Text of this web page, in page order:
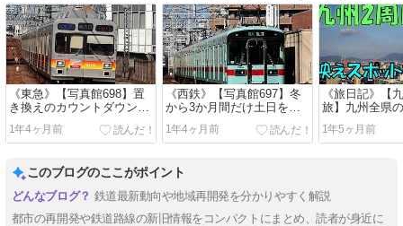
《東急》【写真館698】置
き換えのカウントダウンが
始まった9000系を集めた①
1年4ヶ月前
《西鉄》【写真館697】冬
から3か月間だけ土日をに
ぎわせた異種併結5両編成
1年4ヶ月前
《旅日記》【
旅】九州全県
て～最後に見
1年5ヶ月前
このブログのここがポイント
鉄道最新動向や地域再開発を分かりやすく解説
都市の再開発や鉄道路線の新旧情報をコンパクトにまとめ、読者が身近に